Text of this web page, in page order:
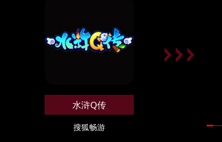
水浒Q传
搜狐畅游